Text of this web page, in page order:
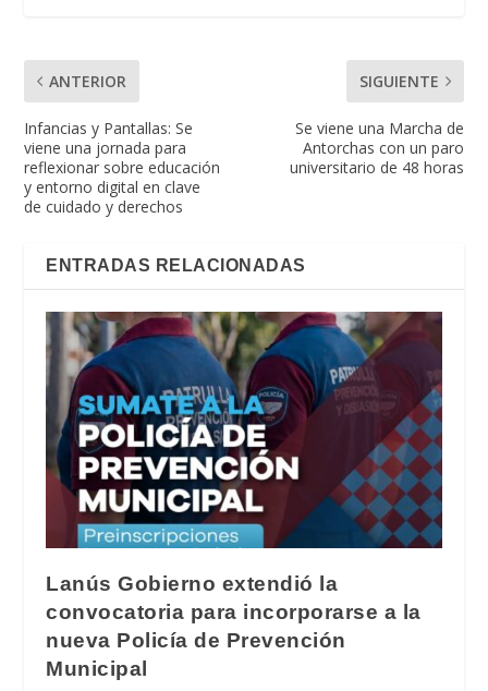
ANTERIOR
Infancias y Pantallas: Se
viene una jornada para
reflexionar sobre educación
y entorno digital en clave
de cuidado y derechos
SIGUIENTE
Se viene una Marcha de
Antorchas con un paro
universitario de 48 horas
ENTRADAS RELACIONADAS
Lanús Gobierno extendió la
convocatoria para incorporarse a la
nueva Policía de Prevención
Municipal